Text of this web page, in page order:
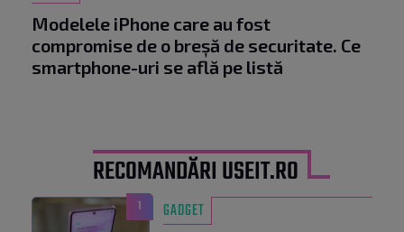
Modelele iPhone care au fost
compromise de o breșă de securitate. Ce
smartphone-uri se află pe listă
RECOMANDĂRI USEIT.RO
1 GADGET